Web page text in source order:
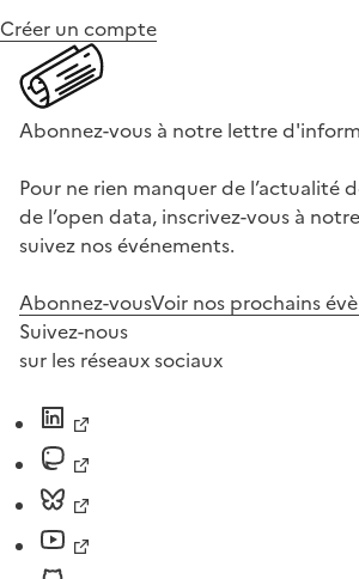
Créer un compte
Abonnez-vous à notre lettre
Pour ne rien manquer de l’actualité
de l’open data, inscrivez-vous à
suivez nos événements.
Abonnez-vousVoir nos prochains
Suivez-nous
sur les réseaux sociaux